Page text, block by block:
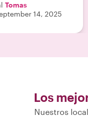
Tomas
14, 2025
Los
Nuestros